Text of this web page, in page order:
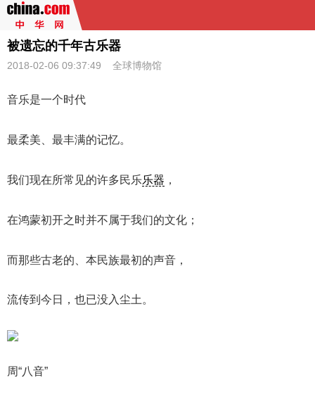
被遗忘的千年古乐器
2018-02-06 09:37:49 全球博物馆
音乐是一个时代
最柔美、最丰满的记忆。
我们现在所常见的许多民乐乐器 ，
在鸿蒙初开之时并不属于我们的文化；
而那些古老的、本民族最初的声音，
流传到今日，也已没入尘土。
周“八音”